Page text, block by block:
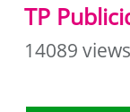
TP
14089